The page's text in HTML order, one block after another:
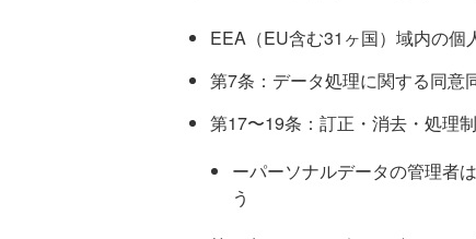
EEA（EU含む31ヶ国）域内の個
第7条：データ処理に関する同意
第17〜19条：訂正・消去・処理
ーパーソナルデータの管理者
う